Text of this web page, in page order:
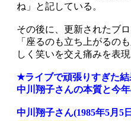
ね」と記している。
その後に、更新されたブ
「座るのも立ち上がるの
しく笑いを交え痛みを表現
★ライブで頑張りすぎた結
中川翔子さんの本質と今
中川翔子さん(1985年5月5